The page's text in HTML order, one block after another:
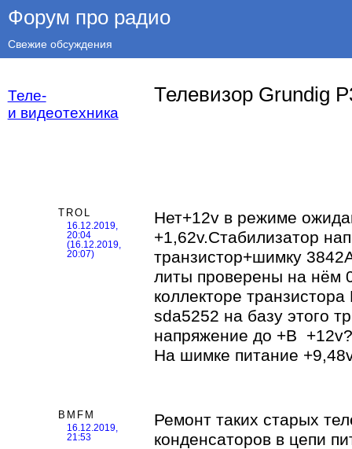
Форум про радио
Свежие обсуждения
Теле-
и видеотехника
Телевизор Grundig
TROL
16.12.2019,
20:04
(16.12.2019,
20:07)
Нет+12v в режиме
+1,62v.Стабилизатор
транзистор+шимку
литы проверены на нём
коллекторе
sda5252 на базу этого
напряжение до +B
На шимке питание
BMFM
16.12.2019,
21:53
Ремонт таких старых
конденсаторов в цепи